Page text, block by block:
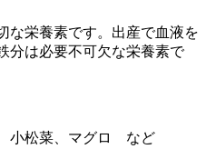
な栄養素です。出産で血液を
分は必要不可欠な栄養素で
小松菜、マグロ など